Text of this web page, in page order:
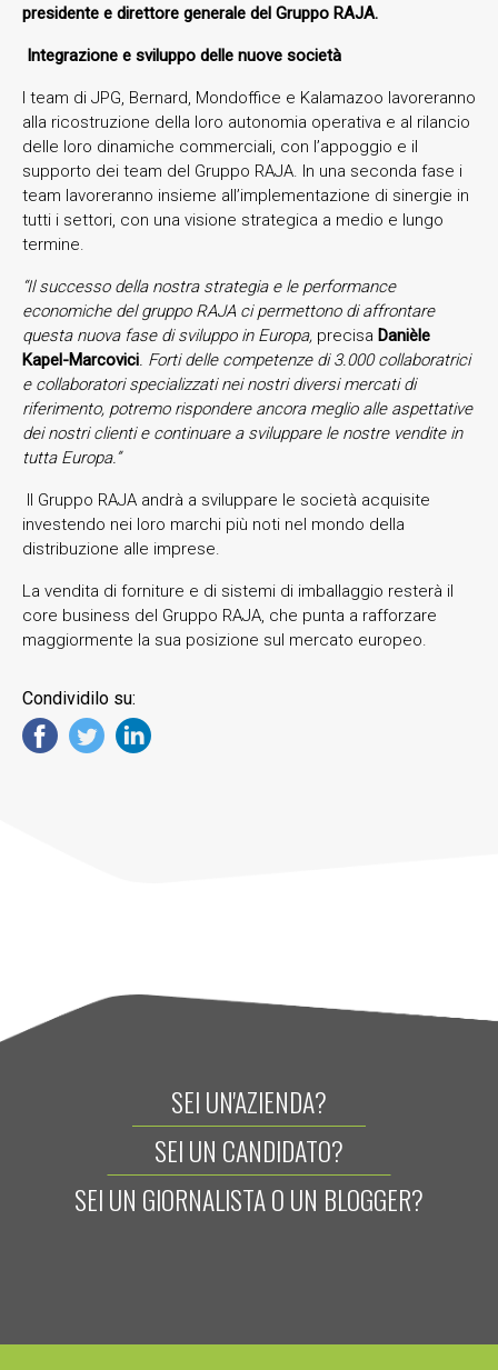
presidente e direttore generale del Gruppo RAJA.
Integrazione e sviluppo delle nuove società
I team di JPG, Bernard, Mondoffice e Kalamazoo lavoreranno
alla ricostruzione della loro autonomia operativa e al rilancio
delle loro dinamiche commerciali, con l’appoggio e il
supporto dei team del Gruppo RAJA. In una seconda fase i
team lavoreranno insieme all’implementazione di sinergie in
tutti i settori, con una visione strategica a medio e lungo
termine.
“Il successo della nostra strategia e le performance
economiche del gruppo RAJA ci permettono di affrontare
questa nuova fase di sviluppo in Europa, precisa Danièle
Kapel-Marcovici. Forti delle competenze di 3.000 collaboratrici
e collaboratori specializzati nei nostri diversi mercati di
riferimento, potremo rispondere ancora meglio alle aspettative
dei nostri clienti e continuare a sviluppare le nostre vendite in
tutta Europa.”
Il Gruppo RAJA andrà a sviluppare le società acquisite
investendo nei loro marchi più noti nel mondo della
distribuzione alle imprese.
La vendita di forniture e di sistemi di imballaggio resterà il
core business del Gruppo RAJA, che punta a rafforzare
maggiormente la sua posizione sul mercato europeo.
Condividilo su:
SEI UN'AZIENDA?
SEI UN CANDIDATO?
SEI UN GIORNALISTA O UN BLOGGER?